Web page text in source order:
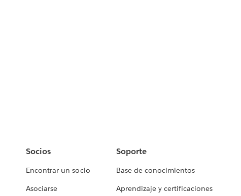
Socios
Encontrar un socio
Asociarse
Soporte
Base de conocimientos
Aprendizaje y certificaciones